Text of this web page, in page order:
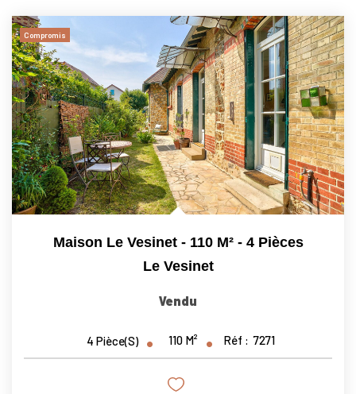
Compromis
Maison Le Vesinet - 110 M² - 4 Pièces
Le Vesinet
Vendu
4 Pièce(s) 110 M² Réf : 7271